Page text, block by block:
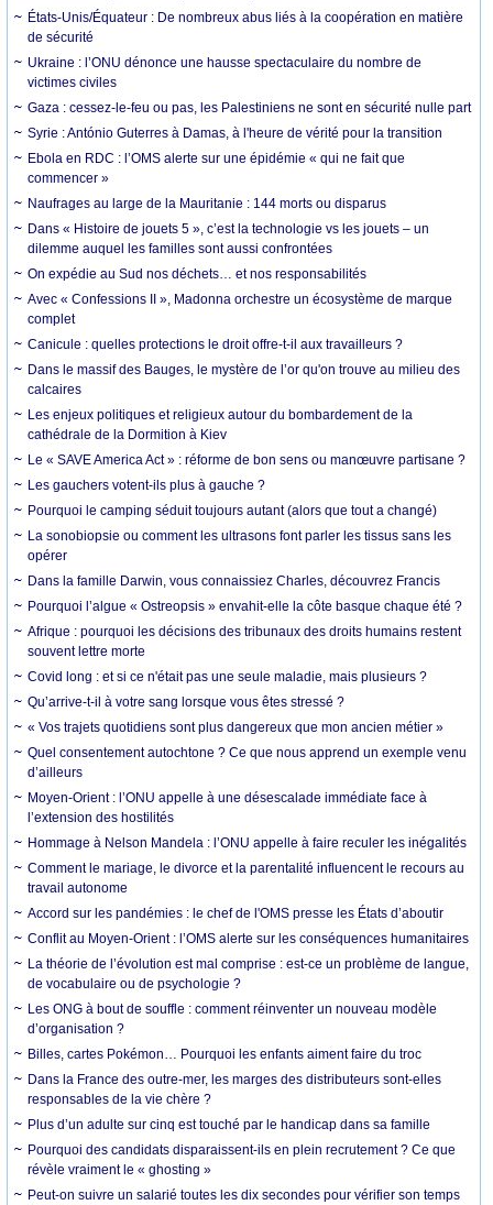
États-Unis/Équateur : De nombreux abus liés à la coopération en matière
de sécurité
Ukraine : l’ONU dénonce une hausse spectaculaire du nombre de
victimes civiles
Gaza : cessez-le-feu ou pas, les Palestiniens ne sont en sécurité nulle part
Syrie : António Guterres à Damas, à l'heure de vérité pour la transition
Ebola en RDC : l’OMS alerte sur une épidémie « qui ne fait que
commencer »
Naufrages au large de la Mauritanie : 144 morts ou disparus
Dans « Histoire de jouets 5 », c’est la technologie vs les jouets – un
dilemme auquel les familles sont aussi confrontées
On expédie au Sud nos déchets… et nos responsabilités
Avec « Confessions II », Madonna orchestre un écosystème de marque
complet
Canicule : quelles protections le droit offre-t-il aux travailleurs ?
Dans le massif des Bauges, le mystère de l’or qu'on trouve au milieu des
calcaires
Les enjeux politiques et religieux autour du bombardement de la
cathédrale de la Dormition à Kiev
Le « SAVE America Act » : réforme de bon sens ou manœuvre partisane ?
Les gauchers votent-ils plus à gauche ?
Pourquoi le camping séduit toujours autant (alors que tout a changé)
La sonobiopsie ou comment les ultrasons font parler les tissus sans les
opérer
Dans la famille Darwin, vous connaissiez Charles, découvrez Francis
Pourquoi l’algue « Ostreopsis » envahit-elle la côte basque chaque été ?
Afrique : pourquoi les décisions des tribunaux des droits humains restent
souvent lettre morte
Covid long : et si ce n'était pas une seule maladie, mais plusieurs ?
Qu’arrive-t-il à votre sang lorsque vous êtes stressé ?
« Vos trajets quotidiens sont plus dangereux que mon ancien métier »
Quel consentement autochtone ? Ce que nous apprend un exemple venu
d’ailleurs
Moyen-Orient : l’ONU appelle à une désescalade immédiate face à
l’extension des hostilités
Hommage à Nelson Mandela : l’ONU appelle à faire reculer les inégalités
Comment le mariage, le divorce et la parentalité influencent le recours au
travail autonome
Accord sur les pandémies : le chef de l'OMS presse les États d’aboutir
Conflit au Moyen-Orient : l’OMS alerte sur les conséquences humanitaires
La théorie de l’évolution est mal comprise : est-ce un problème de langue,
de vocabulaire ou de psychologie ?
Les ONG à bout de souffle : comment réinventer un nouveau modèle
d’organisation ?
Billes, cartes Pokémon… Pourquoi les enfants aiment faire du troc
Dans la France des outre-mer, les marges des distributeurs sont-elles
responsables de la vie chère ?
Plus d’un adulte sur cinq est touché par le handicap dans sa famille
Pourquoi des candidats disparaissent-ils en plein recrutement ? Ce que
révèle vraiment le « ghosting »
Peut-on suivre un salarié toutes les dix secondes pour vérifier son temps